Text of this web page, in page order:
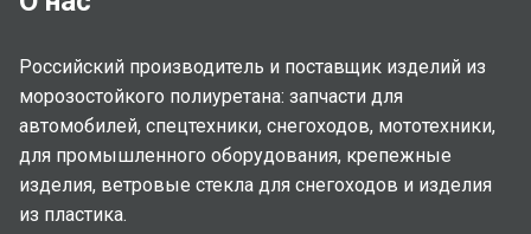
Российский производитель и поставщик изделий из
морозостойкого полиуретана: запчасти для
автомобилей, спецтехники, снегоходов, мототехники,
для промышленного оборудования, крепежные
изделия, ветровые стекла для снегоходов и изделия
из пластика.